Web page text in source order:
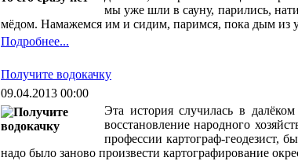
мы уже шли в сауну, парились,
мёдом. Намажемся им и сидим, паримся, пока дым из
Подробнее...
Получите водокачку
09.04.2013 00:00
Эта история случилась в
восстановление народного
профессии картограф-геодезист,
надо было заново произвести картографирование